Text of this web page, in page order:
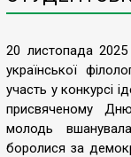
20 листопада 2025
української
участь у конкурсі
присвяченому
молодь
боролися за